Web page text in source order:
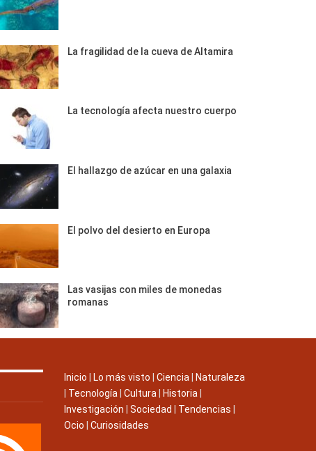
La fragilidad de la cueva de Altamira
La tecnología afecta nuestro cuerpo
El hallazgo de azúcar en una galaxia
El polvo del desierto en Europa
Las vasijas con miles de monedas
romanas
Inicio Lo más visto Ciencia
Naturaleza
Tecnología Cultura Historia
Investigación
Sociedad Tendencias
Ocio
Curiosidades